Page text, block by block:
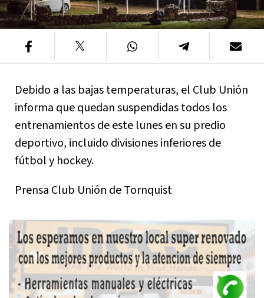
Debido a las bajas temperaturas, el Club Unión
informa que quedan suspendidas todos los
entrenamientos de este lunes en su predio
deportivo, incluido divisiones inferiores de
fútbol y hockey.
Prensa Club Unión de Tornquist